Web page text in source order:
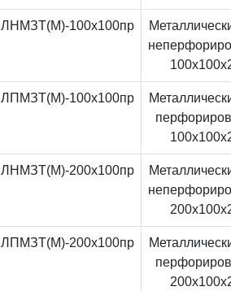
ЛНМЗТ(М)-100x100пр
ЛПМЗТ(М)-100x100пр
ЛНМЗТ(М)-200x100пр
ЛПМЗТ(М)-200x100пр